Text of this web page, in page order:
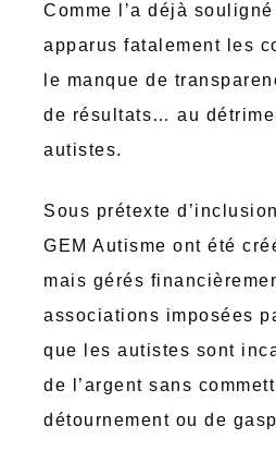
Comme l’a déjà
apparus fatalement les
le manque de
de résultats… au
autistes.
Sous prétexte
GEM Autisme ont été
mais gérés
associations imposées
que les autistes sont
de l’argent sans
détournement ou de